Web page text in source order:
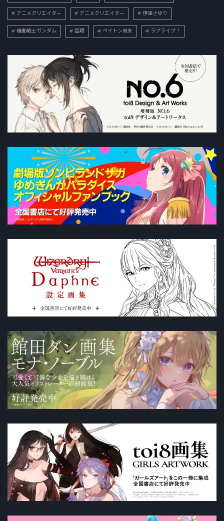
アニメクリエイター アニメクリエイター 伊達さゆり
機動戦士ガンダム 話題 ペイトン尚未 ラブライブ！